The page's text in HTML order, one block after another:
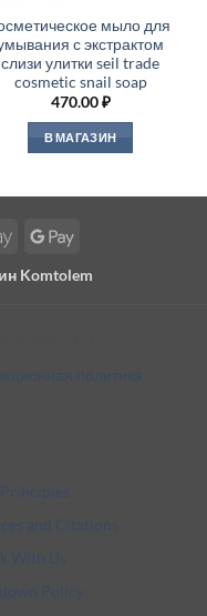
мыло для
с экстрактом
слизи улитки seil trade
cosmetic snail soap
470.00₽
В МАГАЗИН
Apple
Google
Komtolem
политика
and Citations
With Us
Policy